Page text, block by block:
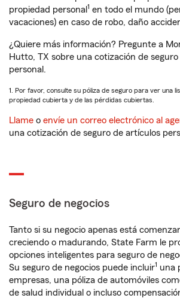
propiedad personal 1 en todo el mundo
vacaciones) en caso de robo, daño
¿Quiere más información? Pregunte a
Hutto, TX sobre una cotización de
personal.
1. Por favor, consulte su póliza de seguro para ver una
propiedad cubierta y de las pérdidas cubiertas.
Llame o envíe un correo electrónico al
una cotización de seguro de artículos
Seguro de negocios
Tanto si su negocio apenas está
creciendo o madurando, State Farm le
opciones inteligentes para seguro de
Su seguro de negocios puede incluir1 una
empresas, una póliza de automóviles
de salud individual o incluso